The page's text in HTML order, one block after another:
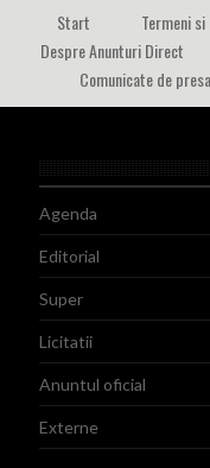
Start Termeni
Despre Anunturi Direct
Comunicate de presa
Agenda
Editorial
Super
Licitatii
Anuntul oficial
Externe